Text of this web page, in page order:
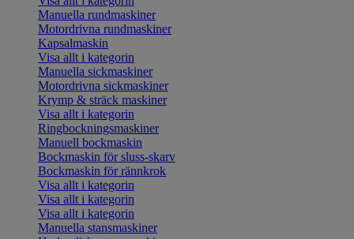
Manuella rundmaskiner
Motordrivna rundmaskiner
Kapsalmaskin
Visa allt i kategorin
Manuella sickmaskiner
Motordrivna sickmaskiner
Krymp & sträck maskiner
Visa allt i kategorin
Ringbockningsmaskiner
Manuell bockmaskin
Bockmaskin för sluss-skarv
Bockmaskin för rännkrok
Visa allt i kategorin
Visa allt i kategorin
Visa allt i kategorin
Manuella stansmaskiner